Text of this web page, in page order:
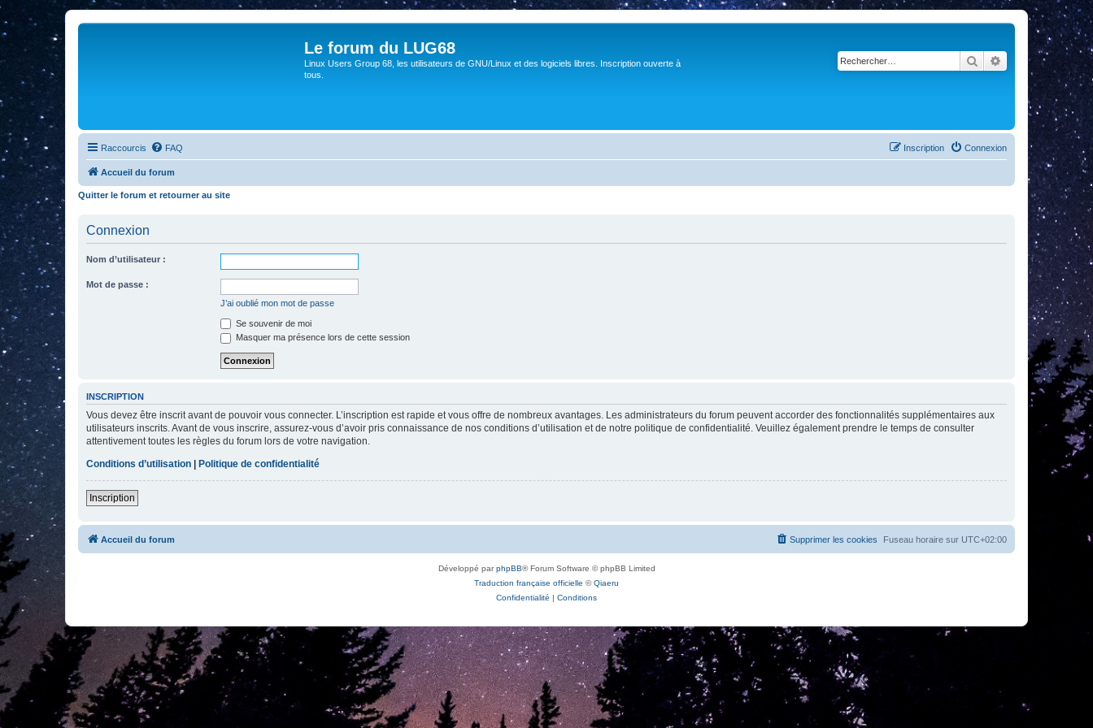
Le forum du LUG68
Linux Users Group 68, les utilisateurs de GNU/Linux et des logiciels libres. Inscription ouverte à
tous.
RechercherRecherche
Raccourcis FAQ Connexion
Inscription
Accueil du forum
Quitter le forum et retourner au site
Connexion
Nom d’utilisateur :
Mot de passe :
J’ai oublié mon mot de passe
Se souvenir de moi
Masquer ma présence lors de cette session
INSCRIPTION
Vous devez être inscrit avant de pouvoir vous connecter. L’inscription est rapide et vous offre de nombreux avantages. Les administrateurs du forum peuvent accorder des fonctionnalités supplémentaires aux
utilisateurs inscrits. Avant de vous inscrire, assurez-vous d’avoir pris connaissance de nos conditions d’utilisation et de notre politique de confidentialité. Veuillez également prendre le temps de consulter
attentivement toutes les règles du forum lors de votre navigation.
Conditions d’utilisation
Politique de confidentialité
Inscription
Accueil du forum Fuseau horaire sur UTC+02:00
Supprimer les cookies
Développé parphpBB® Forum Software © phpBB Limited
Traduction française officielle ©Qiaeru
Confidentialité | Conditions